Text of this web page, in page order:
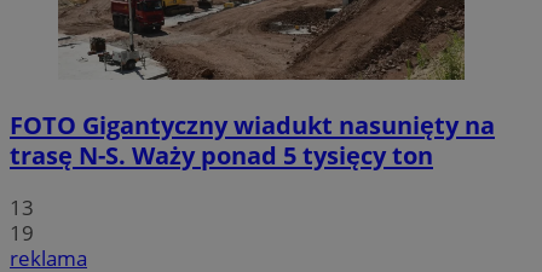
FOTO Gigantyczny wiadukt nasunięty na
trasę N-S. Waży ponad 5 tysięcy ton
13
19
reklama